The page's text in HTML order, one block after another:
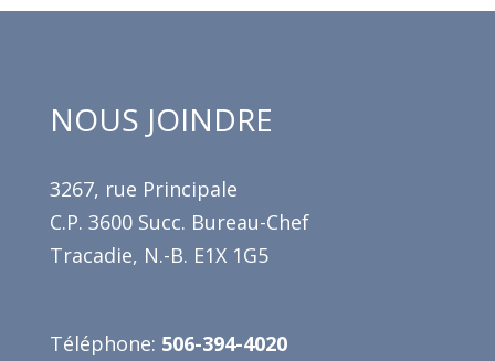
NOUS JOINDRE
3267, rue Principale
C.P. 3600 Succ. Bureau-Chef
Tracadie, N.-B. E1X 1G5
Téléphone: 506-394-4020